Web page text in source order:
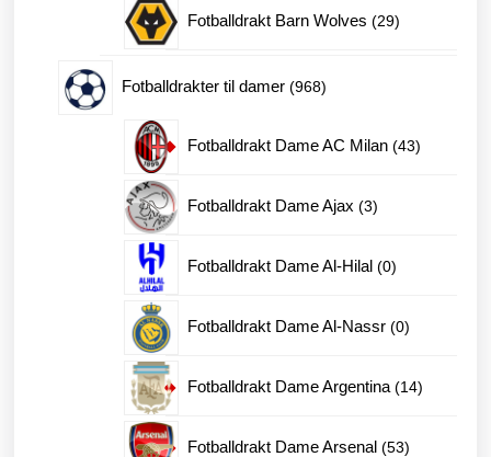
produkt
Fotballdrakt Barn Wolves 2929
Fotballdrakter til damer 968968
Fotballdrakt Dame AC Milan 4343
Fotballdrakt Dame Ajax 33
Fotballdrakt Dame Al-Hilal 00
Fotballdrakt Dame Al-Nassr 00
Fotballdrakt Dame Argentina 1414
Fotballdrakt Dame Arsenal 5353